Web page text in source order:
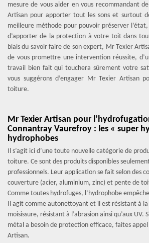
mesure de vous aider en vous recommandant
Artisan pour apporter tout les sons et surtout
meilleure méthode pour pouvoir préserver
d’apporter de la protection à votre toit dans
biais du savoir faire de son expert, Mr Texier
de vous promettre une intervention réussite,
travail bien fait qui touchera sûrement votre
vous suggérons d’engager Mr Texier Artisan
toiture.
Mr Texier Artisan pour
Connantray Vaurefroy : les « super
hydrophobes
Il s’agit ici d’une toute nouvelle catégorie de
toiture. Ce sont des produits disponibles
professionnels. Leur application se fait selon des
couverture (acier, aluminium, zinc) et pente de
Comme toutes hydrofuges, l’hydrophobe
Il agit comme autonettoyant et il est résistant à
moisissure, résistant à l’abrasion ainsi qu’aux
métal a besoin de protection efficace, faites
Artisan.